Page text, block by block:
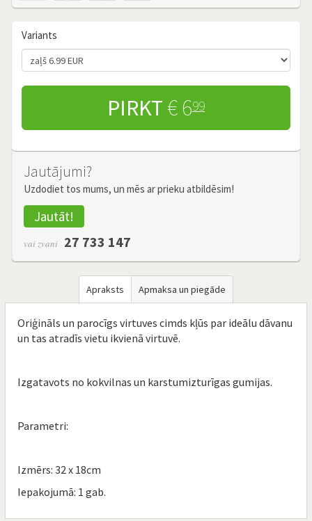
Variants
PIRKT € 699
Jautājumi?
Uzdodiet tos mums, un mēs ar prieku atbildēsim!
Jautāt!
vai zvani 27 733 147
Apraksts Apmaksa un piegāde
Oriģināls un parocīgs virtuves cimds kļūs par ideālu dāvanu
un tas atradīs vietu ikvienā virtuvē.
Izgatavots no kokvilnas un karstumizturīgas gumijas.
Parametri:
Izmērs: 32 x 18cm
Iepakojumā: 1 gab.